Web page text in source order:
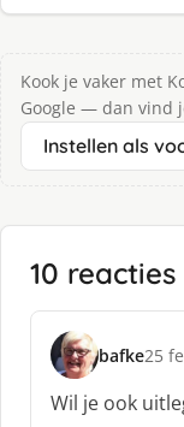
Kook je vaker met
Google — dan vind
Instellen als
10 reacties
bafke
s
c
h
25
Wil je ook